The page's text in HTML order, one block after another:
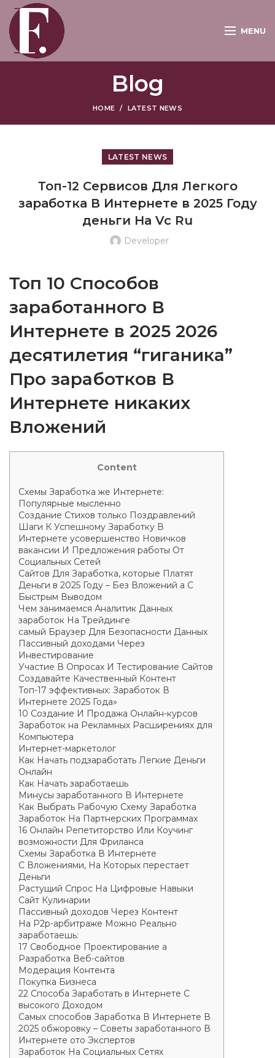
MENU
Blog
HOME LATEST NEWS
LATEST NEWS
Топ-12 Сервисов Для Легкого
заработка В Интернете в 2025 Году
деньги На Vc Ru
Developer
Топ 10 Способов
заработанного В
Интернете в 2025 2026
десятилетия “гиганика”
Про заработков В
Интернете никаких
Вложений
Content
Схемы Заработка же Интернете:
Популярные мысленно
Создание Стихов только Поздравлений
Шаги К Успешному Заработку В
Интернете усовершенство Новичков
вакансии И Предложения работы От
Социальных Сетей
Сайтов Для Заработка, которые Платят
Деньги в 2025 Году – Без Вложений а С
Быстрым Выводом
Чем занимаемся Аналитик Данных
заработок На Трейдинге
самый Браузер Для Безопасности Данных
Пассивный доходами Через
Инвестирование
Участие В Опросах И Тестирование Сайтов
Создавайте Качественный Контент
Топ-17 эффективных: Заработок В
Интернете 2025 Года»
10 Создание И Продажа Онлайн-курсов
Заработок на Рекламных Расширениях для
Компьютера
Интернет-маркетолог
Как Начать подзаработать Легкие Деньги
Онлайн
Как Начать заработаешь
Минусы заработанного В Интернете
Как Выбрать Рабочую Схему Заработка
Заработок На Партнерских Программах
16 Онлайн Репетиторство Или Коучинг
возможности Для Фриланса
Схемы Заработка В Интернете
С Вложениями, На Которых перестает
Деньги
Растущий Спрос На Цифровые Навыки
Сайт Кулинарии
Пассивный доходов Через Контент
На P2p-арбитраже Можно Реально
заработаешь:
17 Свободное Проектирование а
Разработка Веб-сайтов
Модерация Контента
Покупка Бизнеса
22 Способа Заработать в Интернете С
высокого Доходом
Самых способов Заработка В Интернете В
2025 обжоровку – Советы заработанного В
Интернете ото Экспертов
Заработок На Социальных Сетях